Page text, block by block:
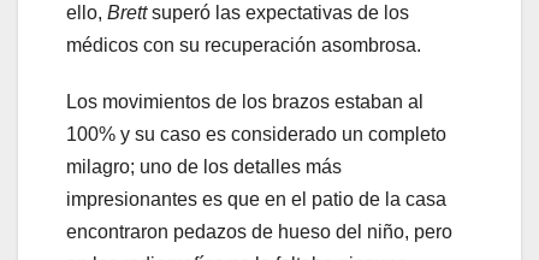
ello, Brettsuperó las expectativas de los
médicos con su recuperación asombrosa.
Los movimientos de los brazos estaban al
100% y su caso es considerado un completo
milagro; uno de los detalles más
impresionantes es que en el patio de la casa
encontraron pedazos de hueso del niño, pero